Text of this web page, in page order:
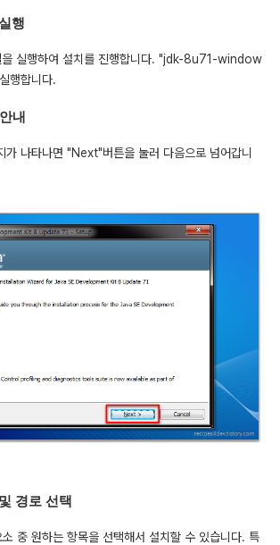
행
을 실행하여 설치를 진행합니다. "jdk-8u71-window
행합니다.
내
가 나타나면 "Next"버튼을 눌러 다음으로 넘어갑니
경로 선택
중 원하는 항목을 선택해서 설치할 수 있습니다. 특